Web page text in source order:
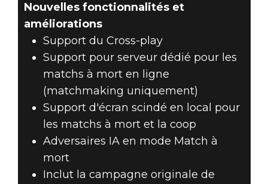
Nouvelles fonctionnalités et
améliorations
Support du Cross-play
Support pour serveur dédié pour les
matchs à mort en ligne
(matchmaking uniquement)
Support d'écran scindé en local pour
les matchs à mort et la coop
Adversaires IA en mode Match à
mort
Inclut la campagne originale de